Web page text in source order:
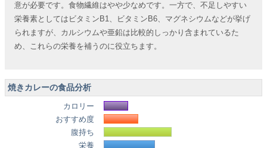
意が必要です。食物繊維はやや少なめです。一方で、不足しやすい
栄養素としてはビタミンB1、ビタミンB6、マグネシウムなどが挙げ
られますが、カルシウムや亜鉛は比較的しっかり含まれているた
め、これらの栄養を補うのに役立ちます。
焼きカレーの食品分析
カロリー
おすすめ度
腹持ち
栄養